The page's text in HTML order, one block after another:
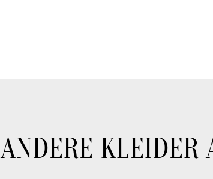
ANDERE KLEIDER